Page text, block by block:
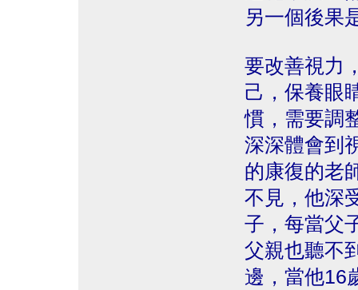
另一個後果
要改善視力
己，保養眼
慣，需要調
深深體會到
的康復的老
不見，他深
子，每當父
父親也聽不
邊，當他16